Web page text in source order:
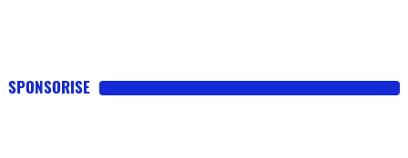
SPONSORISE